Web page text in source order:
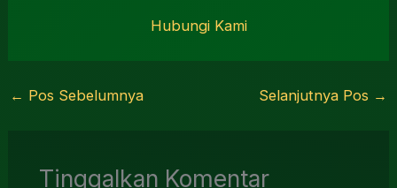
Hubungi Kami
← Pos Sebelumnya Selanjutnya Pos →
Tinggalkan Komentar